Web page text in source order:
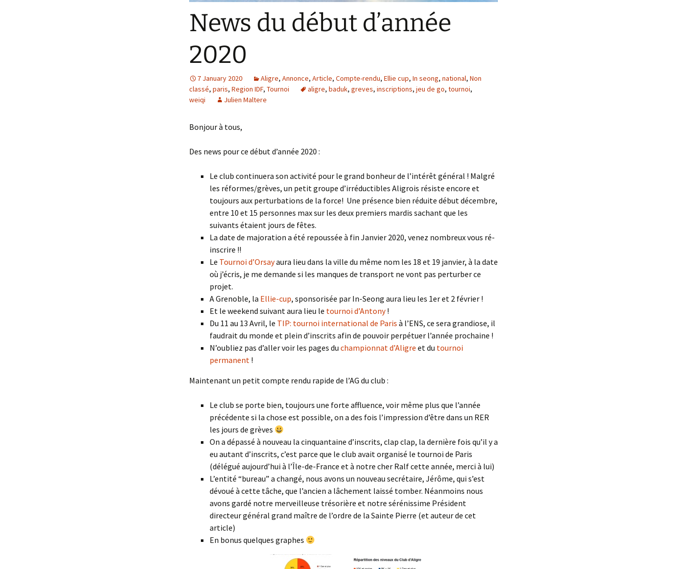
News du début d’année
2020
7 January 2020 Aligre, Annonce, Article, Compte-rendu, Ellie cup, In seong, national, Non
classé, paris, Region IDF, Tournoi aligre, baduk, greves, inscriptions, jeu de go, tournoi,
weiqi
Julien Maltere
Bonjour à tous,
Des news pour ce début d’année 2020 :
Le club continuera son activité pour le grand bonheur de l’intérêt général ! Malgré
les réformes/grèves, un petit groupe d’irréductibles Aligrois résiste encore et
toujours aux perturbations de la force! Une présence bien réduite début décembre,
entre 10 et 15 personnes max sur les deux premiers mardis sachant que les
suivants étaient jours de fêtes.
La date de majoration a été repoussée à fin Janvier 2020, venez nombreux vous ré-
inscrire !!
Le Tournoi d’Orsayaura lieu dans la ville du même nom les 18 et 19 janvier, à la date
où j’écris, je me demande si les manques de transport ne vont pas perturber ce
projet.
A Grenoble, la Ellie-cup, sponsorisée par In-Seong aura lieu les 1er et 2 février !
Et le weekend suivant aura lieu le tournoi d’Antony!
Du 11 au 13 Avril, le TIP: tournoi international de Paris à l’ENS, ce sera grandiose, il
faudrait du monde et plein d’inscrits afin de pouvoir perpétuer l’année prochaine !
N’oubliez pas d’aller voir les pages du championnat d’Aligre et du tournoi
permanent !
Maintenant un petit compte rendu rapide de l’AG du club :
Le club se porte bien, toujours une forte affluence, voir même plus que l’année
précédente si la chose est possible, on a des fois l’impression d’être dans un RER
les jours de grèves
On a dépassé à nouveau la cinquantaine d’inscrits, clap clap, la dernière fois qu’il y a
eu autant d’inscrits, c’est parce que le club avait organisé le tournoi de Paris
(délégué aujourd’hui à l’Île-de-France et à notre cher Ralf cette année, merci à lui)
L’entité “bureau” a changé, nous avons un nouveau secrétaire, Jérôme, qui s’est
dévoué à cette tâche, que l’ancien a lâchement laissé tomber. Néanmoins nous
avons gardé notre merveilleuse trésorière et notre sérénissime Président
directeur général grand maître de l’ordre de la Sainte Pierre (et auteur de cet
article)
En bonus quelques graphes